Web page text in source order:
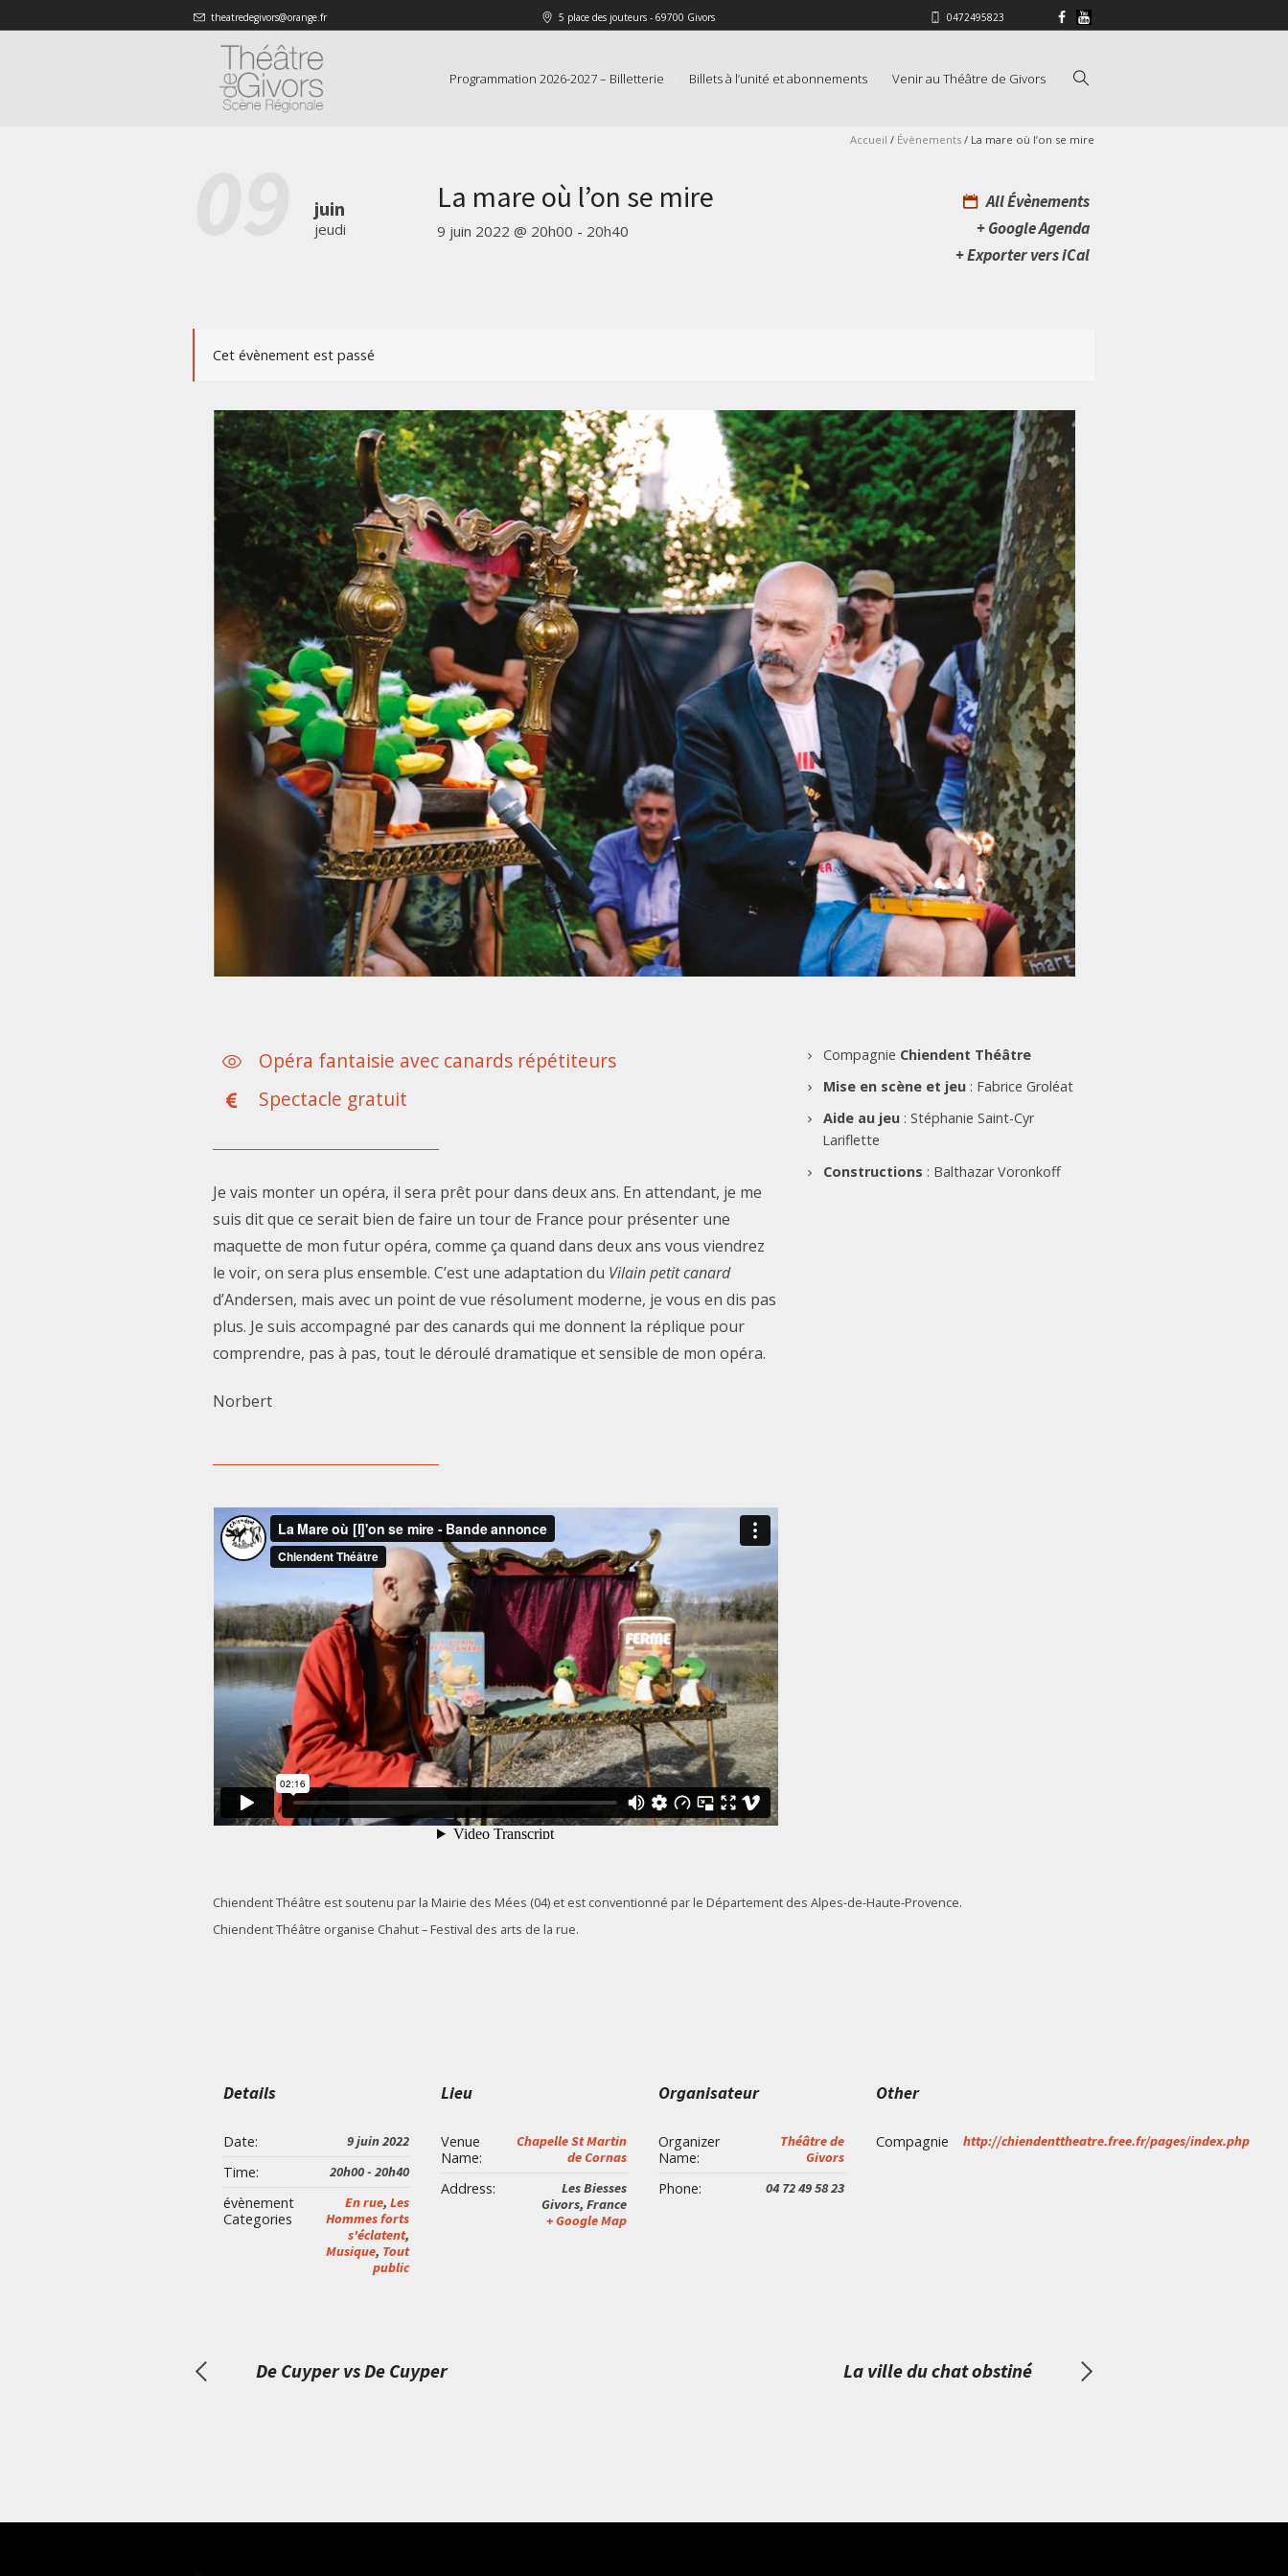
theatredegivors@orange.fr 5 place des jouteurs - 69700 Givors 0472495823
Programmation 2026-2027 – Billetterie Billets à l’unité et abonnements Venir au Théâtre de Givors
Accueil / Évènements / La mare où l’on se mire
juin
jeudi
La mare où l’on se mire
9 juin 2022 @ 20h00 - 20h40
All Évènements
+ Google Agenda
+ Exporter vers iCal
Cet évènement est passé
Opéra fantaisie avec canards répétiteurs
Spectacle gratuit
Je vais monter un opéra, il sera prêt pour dans deux ans. En attendant, je me
suis dit que ce serait bien de faire un tour de France pour présenter une
maquette de mon futur opéra, comme ça quand dans deux ans vous viendrez
le voir, on sera plus ensemble. C’est une adaptation du Vilain petit canard
d’Andersen, mais avec un point de vue résolument moderne, je vous en dis pas
plus. Je suis accompagné par des canards qui me donnent la réplique pour
comprendre, pas à pas, tout le déroulé dramatique et sensible de mon opéra.
Norbert
Compagnie Chiendent Théâtre
Mise en scène et jeu : Fabrice Groléat
Aide au jeu : Stéphanie Saint-Cyr
Lariflette
Constructions : Balthazar Voronkoff
Chiendent Théâtre est soutenu par la Mairie des Mées (04) et est conventionné par le Département des Alpes-de-Haute-Provence.
Chiendent Théâtre organise Chahut – Festival des arts de la rue.
Details
Date: 9 juin 2022
Time: 20h00 - 20h40
évènement
Categories
En rue,Les
Hommes forts
s'éclatent,
Musique, Tout
public
Lieu
Venue
Name:
Chapelle St Martin
de Cornas
Address:
Les Biesses
Givors, France
+ Google Map
Organisateur
Organizer
Name:
Théâtre de
Givors
Phone: 04 72 49 58 23
Other
Compagnie http://chiendenttheatre.free.fr/pages/index.php
De Cuyper vs De Cuyper La ville du chat obstiné